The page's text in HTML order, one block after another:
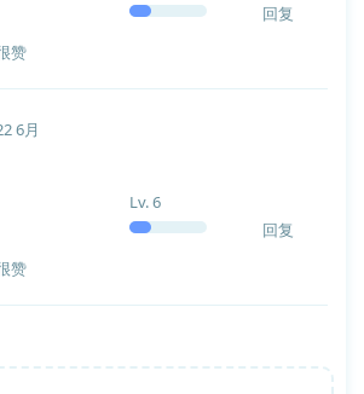
回复
赞
Lv.6
6月
回复
赞